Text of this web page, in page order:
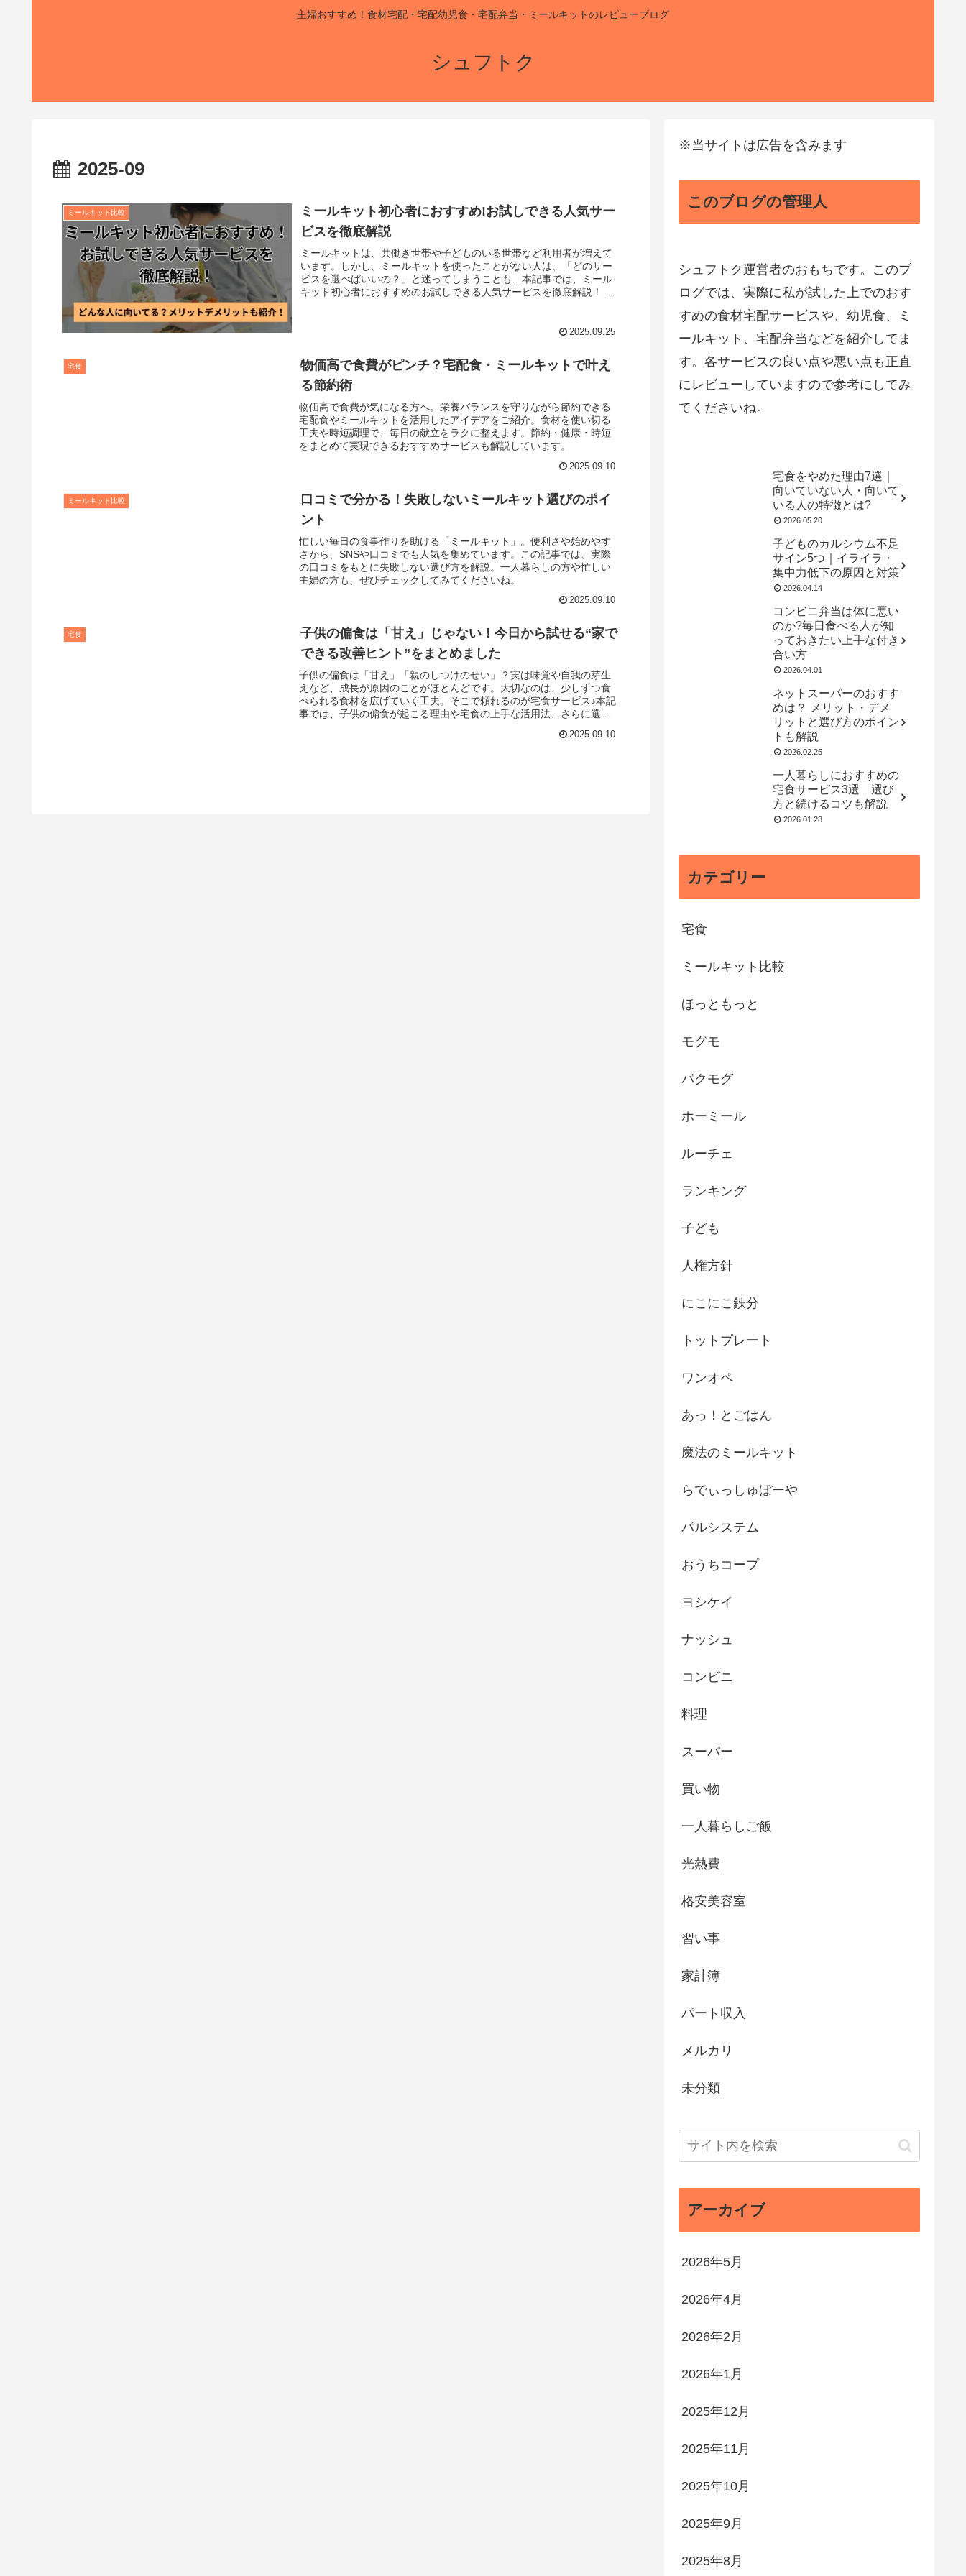
主婦おすすめ！食材宅配・宅配幼児食・宅配弁当・ミールキットのレビューブログ
シュフトク
2025-09
ミールキット比較
ミールキット初心者におすすめ!お試しできる人気サー
ビスを徹底解説
ミールキットは、共働き世帯や子どものいる世帯など利用者が増えて
います。しかし、ミールキットを使ったことがない人は、「どのサー
ビスを選べばいいの？」と迷ってしまうことも…本記事では、ミール
キット初心者におすすめのお試しできる人気サービスを徹底解説！基
2025.09.25
宅食
物価高で食費がピンチ？宅配食・ミールキットで叶え
る節約術
物価高で食費が気になる方へ。栄養バランスを守りながら節約できる
宅配食やミールキットを活用したアイデアをご紹介。食材を使い切る
工夫や時短調理で、毎日の献立をラクに整えます。節約・健康・時短
をまとめて実現できるおすすめサービスも解説しています。
2025.09.10
ミールキット比較
口コミで分かる！失敗しないミールキット選びのポイ
ント
忙しい毎日の食事作りを助ける「ミールキット」。便利さや始めやす
さから、SNSや口コミでも人気を集めています。この記事では、実際
の口コミをもとに失敗しない選び方を解説。一人暮らしの方や忙しい
主婦の方も、ぜひチェックしてみてくださいね。
2025.09.10
宅食
子供の偏食は「甘え」じゃない！今日から試せる“家で
できる改善ヒント”をまとめました
子供の偏食は「甘え」「親のしつけのせい」？実は味覚や自我の芽生
えなど、成長が原因のことがほとんどです。大切なのは、少しずつ食
べられる食材を広げていく工夫。そこで頼れるのが宅食サービス♪本記
事では、子供の偏食が起こる理由や宅食の上手な活用法、さらに選び
2025.09.10
※当サイトは広告を含みます
このブログの管理人
シュフトク運営者のおもちです。このブ
ログでは、実際に私が試した上でのおす
すめの食材宅配サービスや、幼児食、ミ
ールキット、宅配弁当などを紹介してま
す。各サービスの良い点や悪い点も正直
にレビューしていますので参考にしてみ
てくださいね。
宅食をやめた理由7選｜
向いていない人・向いて
いる人の特徴とは?
2026.05.20
子どものカルシウム不足
サイン5つ｜イライラ・
集中力低下の原因と対策
2026.04.14
コンビニ弁当は体に悪い
のか?毎日食べる人が知
っておきたい上手な付き
合い方
2026.04.01
ネットスーパーのおすす
めは？ メリット・デメ
リットと選び方のポイン
トも解説
2026.02.25
一人暮らしにおすすめの
宅食サービス3選 選び
方と続けるコツも解説
2026.01.28
カテゴリー
宅食
ミールキット比較
ほっともっと
モグモ
パクモグ
ホーミール
ルーチェ
ランキング
子ども
人権方針
にこにこ鉄分
トットプレート
ワンオペ
あっ！とごはん
魔法のミールキット
らでぃっしゅぼーや
パルシステム
おうちコープ
ヨシケイ
ナッシュ
コンビニ
料理
スーパー
買い物
一人暮らしご飯
光熱費
格安美容室
習い事
家計簿
パート収入
メルカリ
未分類
アーカイブ
2026年5月
2026年4月
2026年2月
2026年1月
2025年12月
2025年11月
2025年10月
2025年9月
2025年8月